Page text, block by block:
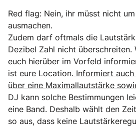
Red flag: Nein, ihr müsst nicht
ausmachen.
Zudem darf oftmals die
Dezibel Zahl nicht
euch hierüber im Vorfeld
ist eure Location. Informiert
über eine Maximallautstärke
DJ kann solche Bestimmungen
eine Band. Deshalb wählt den
so aus, dass keine